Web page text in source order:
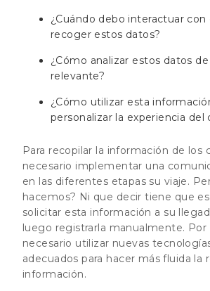
¿Cuándo debo interactuar con
recoger estos datos?
¿Cómo analizar estos datos
relevante?
¿Cómo utilizar esta
personalizar la experiencia del
Para recopilar la información de los
necesario implementar una
en las diferentes etapas su viaje.
hacemos? Ni que decir tiene que
solicitar esta información a su
luego registrarla manualmente. Por
necesario utilizar nuevas
adecuados para hacer más fluida la
información.